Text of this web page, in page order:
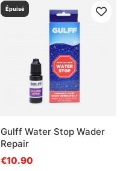
Épuisé
Gulff Water Stop Wader
Repair
€10.90